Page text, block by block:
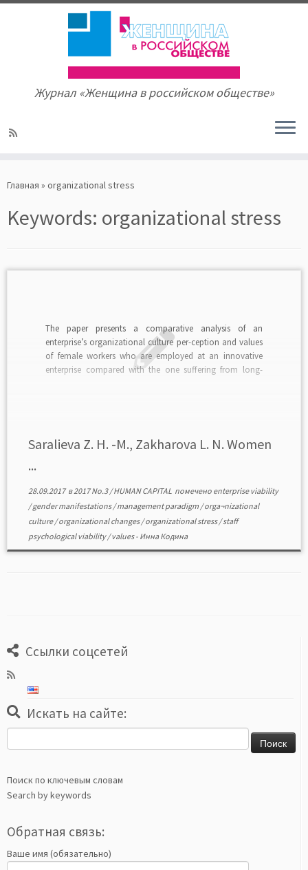
to
Журнал «Женщина в российском обществе»
Главная » organizational stress
Keywords: organizational stress
The paper presents a comparative analysis of an
enterprise’s organizational culture per-ception and values
of female workers who are employed at an innovative
enterprise compared with the one suffering from long-
Saralieva Z. H. -M., Zakharova L. N. Women
...
28.09.2017в2017 No.3/HUMAN CAPITAL помечено enterprise viability
/gender manifestations/management paradigm /orga¬nizational
culture/organizational changes/organizational stress/staff
psychological viability/values- Инна Кодина
Ссылки соцсетей
Искать на сайте:
Поиск по ключевым словам
Search by keywords
Обратная связь:
Ваше имя (обязательно)